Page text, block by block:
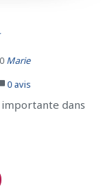
Marie
0 avis
importante dans